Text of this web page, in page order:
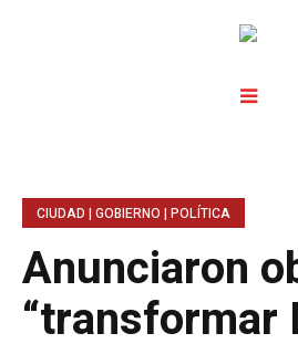
CIUDAD | GOBIERNO | POLÍTICA
Anunciaron
“transformar